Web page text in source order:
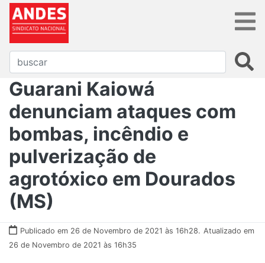
Guarani Kaiowá
denunciam ataques com
bombas, incêndio e
pulverização de
agrotóxico em Dourados
(MS)
Publicado em 26 de Novembro de 2021 às 16h28. Atualizado em
26 de Novembro de 2021 às 16h35